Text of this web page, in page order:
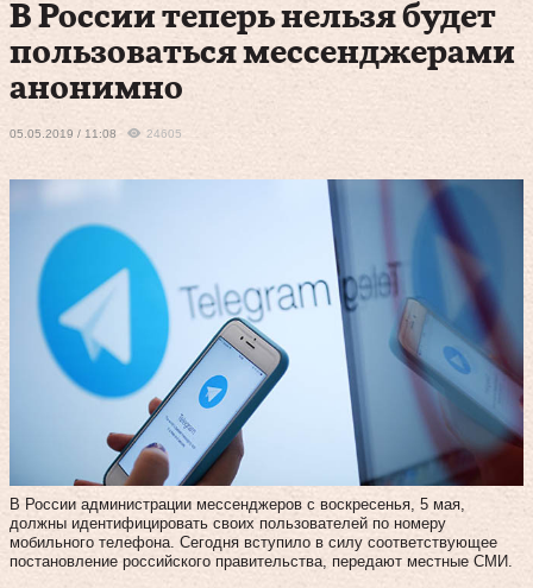
В России теперь нельзя будет
пользоваться мессенджерами
анонимно
05.05.2019 / 11:08 24605
В России администрации мессенджеров с воскресенья, 5 мая,
должны идентифицировать своих пользователей по номеру
мобильного телефона. Сегодня вступило в силу соответствующее
постановление российского правительства, передают местные СМИ.